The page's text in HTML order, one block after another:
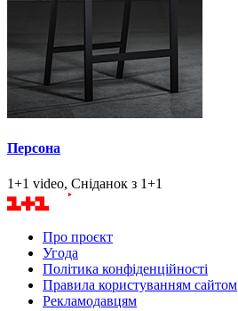
Персона
1+1 video, Сніданок з 1+1
Про проєкт
Угода
Політика конфіденційності
Правила користуванням сайтом
Рекламодавцям